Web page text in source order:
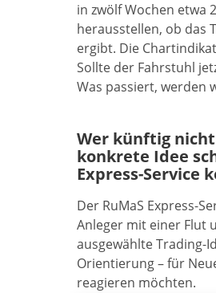
in zwölf Wochen etwa
herausstellen, ob das
ergibt. Die
Sollte der Fahrstuhl
Was passiert, werden
Wer künftig
konkrete Idee
Express-Service
Der RuMaS Express-
Anleger mit einer Flut
ausgewählte Trading-
Orientierung – für
reagieren möchten.